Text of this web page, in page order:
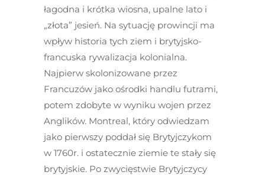
łagodna i krótka wiosna, upalne lato i
„złota” jesień. Na sytuację prowincji ma
wpływ historia tych ziem i brytyjsko-
francuska rywalizacja kolonialna.
Najpierw skolonizowane przez
Francuzów jako ośrodki handlu futrami,
potem zdobyte w wyniku wojen przez
Anglików. Montreal, który odwiedzam
jako pierwszy poddał się Brytyjczykom
w 1760r. i ostatecznie ziemie te stały się
brytyjskie. Po zwycięstwie Brytyjczycy